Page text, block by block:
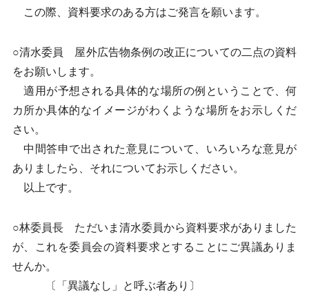
この際、資料要求のある方はご発言を願います。
○清水委員 屋外広告物条例の改正についての二点の資料
をお願いします。
適用が予想される具体的な場所の例ということで、何
カ所か具体的なイメージがわくような場所をお示しくだ
さい。
中間答申で出された意見について、いろいろな意見が
ありましたら、それについてお示しください。
以上です。
○林委員長 ただいま清水委員から資料要求がありました
が、これを委員会の資料要求とすることにご異議ありま
せんか。
〔「異議なし」と呼ぶ者あり〕